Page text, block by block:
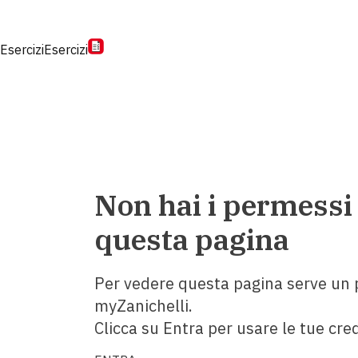
EserciziEsercizi
Non hai i
questa pagina
Per vedere questa pagina serve un
myZanichelli.
Clicca su Entra per usare le tue